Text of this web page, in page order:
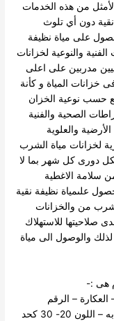
من هذه الخدمات
دون أي تلوث
على مياة نظيفة
والنوعية لخزانات
مدربين على اعلى
خزانات المياة و كأنة
حسب نوعية الخزان
الصحية والفنية
والعلوية
لخزانات مياة الشرب
دورى كل شهر بما لا
سلامة الاغطية
علىمياة نظيفة نقية
من والخزانات
صلاحيتها للاستهلاك
والوصول الى مياة
العكارة – الرقم
– اللون 20- 30 كحد